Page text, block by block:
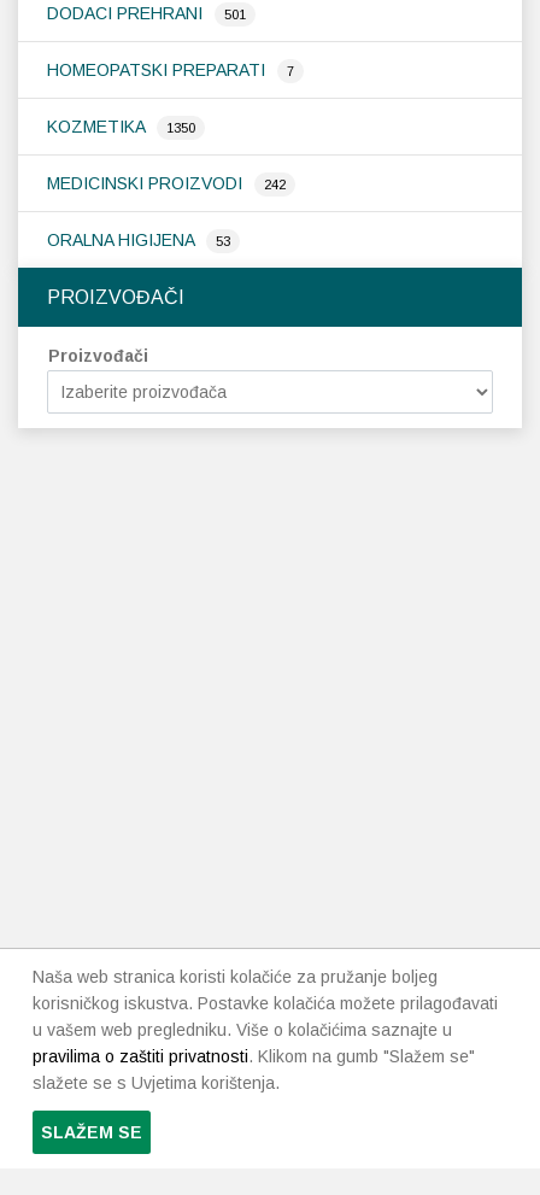
DODACI PREHRANI 501
HOMEOPATSKI PREPARATI 7
KOZMETIKA 1350
MEDICINSKI PROIZVODI 242
ORALNA HIGIJENA 53
PROIZVOĐAČI
Proizvođači
Naša web stranica koristi kolačiće za pružanje boljeg
korisničkog iskustva. Postavke kolačića možete prilagođavati
u vašem web pregledniku. Više o kolačićima saznajte u
pravilima o zaštiti privatnosti. Klikom na gumb "Slažem se"
slažete se s Uvjetima korištenja.
SLAŽEM SE